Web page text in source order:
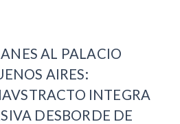
AL PALACIO
AIRES:
INTEGRA
DESBORDE DE